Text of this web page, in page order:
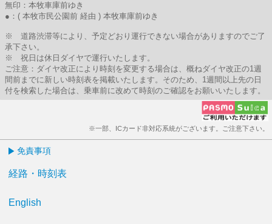
無印：本牧車庫前ゆき
●：( 本牧市民公園前 経由 ) 本牧車庫前ゆき
※ 道路渋滞等により、予定どおり運行できない場合がありますのでご了
承下さい。
※ 祝日は休日ダイヤで運行いたします。
ご注意：ダイヤ改正により時刻を変更する場合は、概ねダイヤ改正の1週
間前までに新しい時刻表を掲載いたします。そのため、1週間以上先の日
付を検索した場合は、乗車前に改めて時刻のご確認をお願いいたします。
※一部、ICカード非対応系統がございます。ご注意下さい。
免責事項
経路・時刻表
English